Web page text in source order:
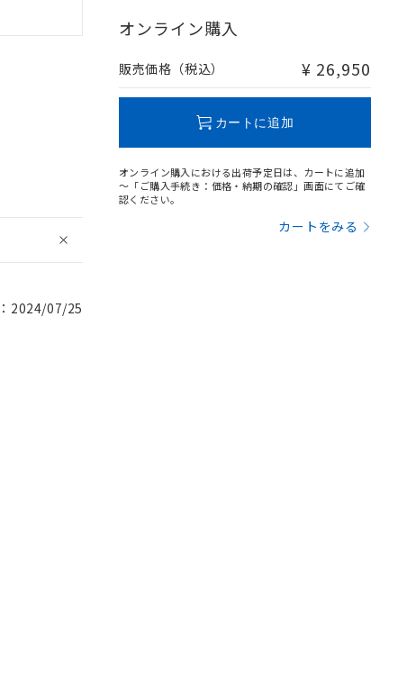
2024/07/25
オンライン購入
販売価格（税込） ¥ 26,950
カートに追加
オンライン購入における出荷予定日は、カートに追加
～「ご購入手続き：価格・納期の確認」画面にてご確
認ください。
カートをみる